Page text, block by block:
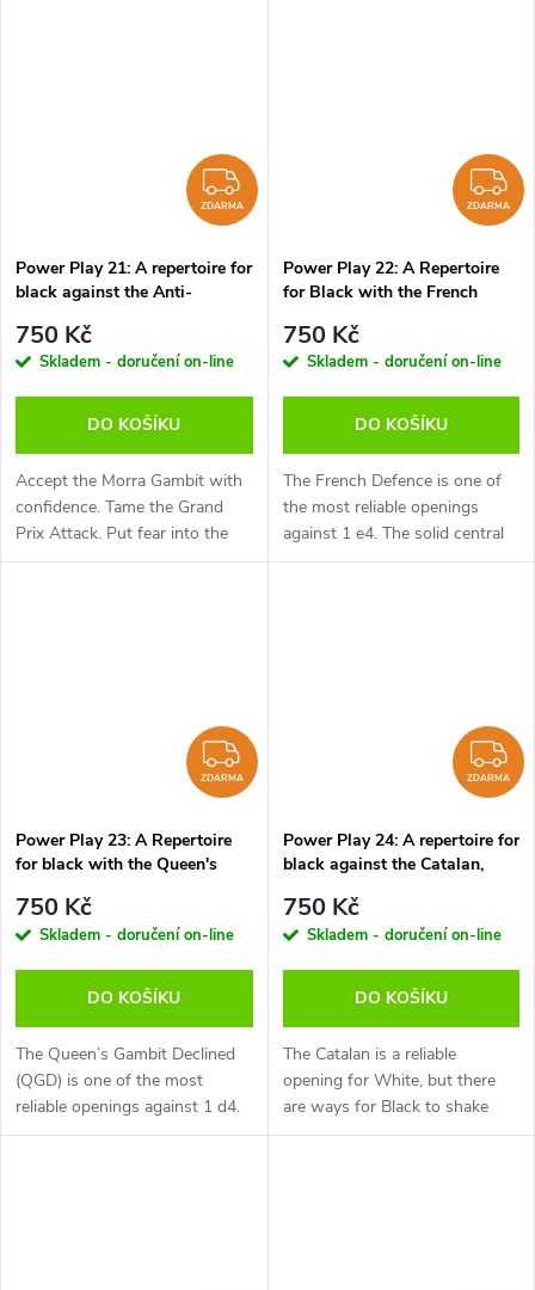
ZDARMA
ZDARMA
Power Play 21: A repertoire for
black against the Anti-
ke stažení (anglicky, německy)
750 Kč
Skladem - doručení on-line
DO KOŠÍKU
Accept the Morra Gambit with
confidence. Tame the Grand
Prix Attack. Put fear into the
heart of every tedious 2 c3
ZDARMA
Power Play 22: A Repertoire
for Black with the French
ke stažení (anglicky, německy)
750 Kč
Skladem - doručení on-line
DO KOŠÍKU
The French Defence is one of
the most reliable openings
against 1 e4. The solid central
pawn chain protects Black’s
ZDARMA
ZDARMA
Power Play 23: A Repertoire
for black with the Queen's
- verze ke stažení (anglicky,
německy)
750 Kč
Skladem - doručení on-line
DO KOŠÍKU
The Queen’s Gambit Declined
(QGD) is one of the most
reliable openings against 1 d4.
With a rock of a pawn in the
ZDARMA
Power Play 24: A repertoire for
black against the Catalan,
(anglicky, německy)
750 Kč
Skladem - doručení on-line
DO KOŠÍKU
The Catalan is a reliable
opening for White, but there
are ways for Black to shake
White out of his complacency